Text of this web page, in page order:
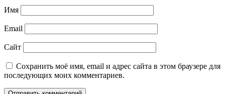
Имя
Email
Сайт
Сохранить моё имя, email и адрес сайта в этом браузере для
последующих моих комментариев.